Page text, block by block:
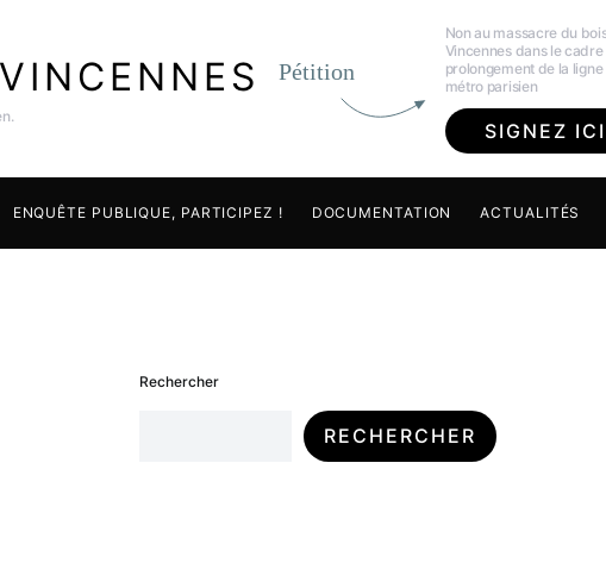
Pétition
Non au massacre du
Vincennes dans le
prolongement de la ligne
métro parisien
SIGNEZ ICI
ENQUÊTE PUBLIQUE, PARTICIPEZ ! DOCUMENTATION ACTUALITÉS
Rechercher
RECHERCHER